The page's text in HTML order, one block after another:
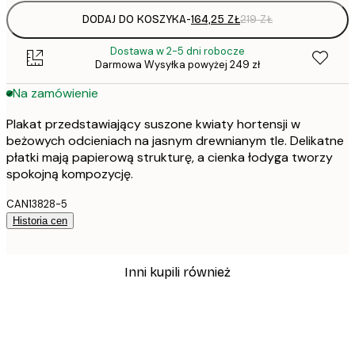
DODAJ DO KOSZYKA-164,25 ZŁ219 ZŁ
Dostawa w 2-5 dni robocze
Darmowa Wysyłka powyżej 249 zł
Na zamówienie
Plakat przedstawiający suszone kwiaty hortensji w
beżowych odcieniach na jasnym drewnianym tle. Delikatne
płatki mają papierową strukturę, a cienka łodyga tworzy
spokojną kompozycję.
CAN13828-5
Historia cen
Inni kupili również